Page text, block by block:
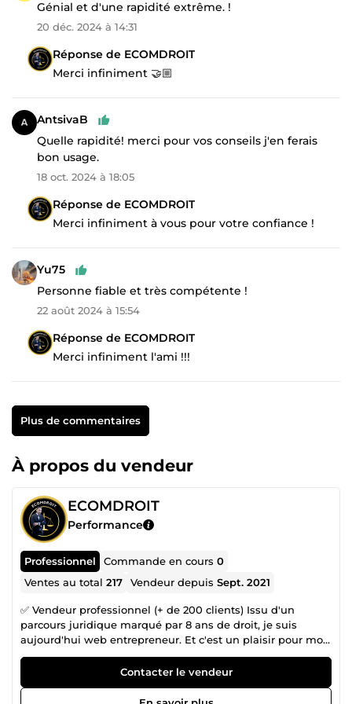
Génial et d'une rapidité extrême. !
20 déc. 2024 à 14:31
Réponse de ECOMDROIT
Merci infiniment 🤝🏼
AntsivaB
Quelle rapidité! merci pour vos conseils j'en ferais
bon usage.
18 oct. 2024 à 18:05
Réponse de ECOMDROIT
Merci infiniment à vous pour votre confiance !
Yu75
Personne fiable et très compétente !
22 août 2024 à 15:54
Réponse de ECOMDROIT
Merci infiniment l'ami !!!
Plus de commentaires
À propos du vendeur
ECOMDROIT
Performance
Professionnel Commande en cours0
Ventes au total217 Vendeur depuisSept. 2021
✅ Vendeur professionnel (+ de 200 clients) Issu d'un
parcours juridique marqué par 8 ans de droit, je suis
aujourd'hui web entrepreneur. Et c'est un plaisir pour moi
de mettre au service des autres mon expérience pour leur
assurer une réussite et un travail professionnel. De par
mon activité, j'ai du assimiler une parfaite maîtrise des
outils informatiques et du web de façon générale. Par
Contacter le vendeur